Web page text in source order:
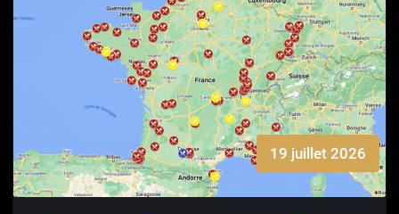
19 juillet 2026